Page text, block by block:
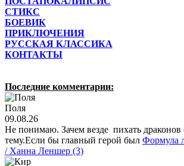
СТИКС
БОЕВИК
ПРИКЛЮЧЕНИЯ
РУССКАЯ КЛАССИКА
КОНТАКТЫ
Последние комментарии:
Поля
09.08.26
Не понимаю. Зачем везде пихать драконов
тему.Если бы главный герой был Формула
/ Ханна Леншер (3)